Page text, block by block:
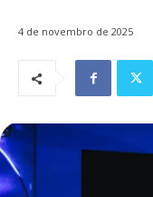
4 de novembro de 2025